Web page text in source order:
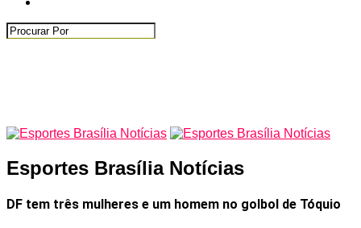
Esportes Brasília Notícias
DF tem três mulheres e um homem no golbol de Tóquio